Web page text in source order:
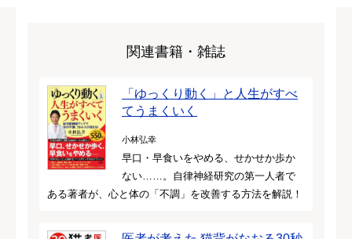
関連書籍・雑誌
「ゆっくり動く」と人生がすべ
てうまくいく
小林弘幸
早口・早食いをやめる、せかせか歩か
ない……。自律神経研究の第一人者で
ある著者が、心と体の「不調」を改善する方法を解説！